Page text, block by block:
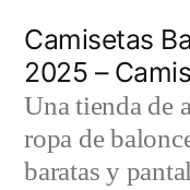
contenido
Camisetas
2025 –
Una tienda de
ropa de
baratas y